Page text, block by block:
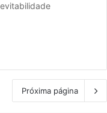
Próxima página